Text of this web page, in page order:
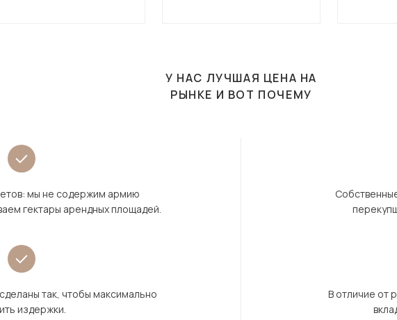
У НАС ЛУЧШАЯ ЦЕНА НА
РЫНКЕ И ВОТ ПОЧЕМУ
мы не содержим армию
гектары арендных площадей.
так, чтобы максимально
издержки.
В отличие от